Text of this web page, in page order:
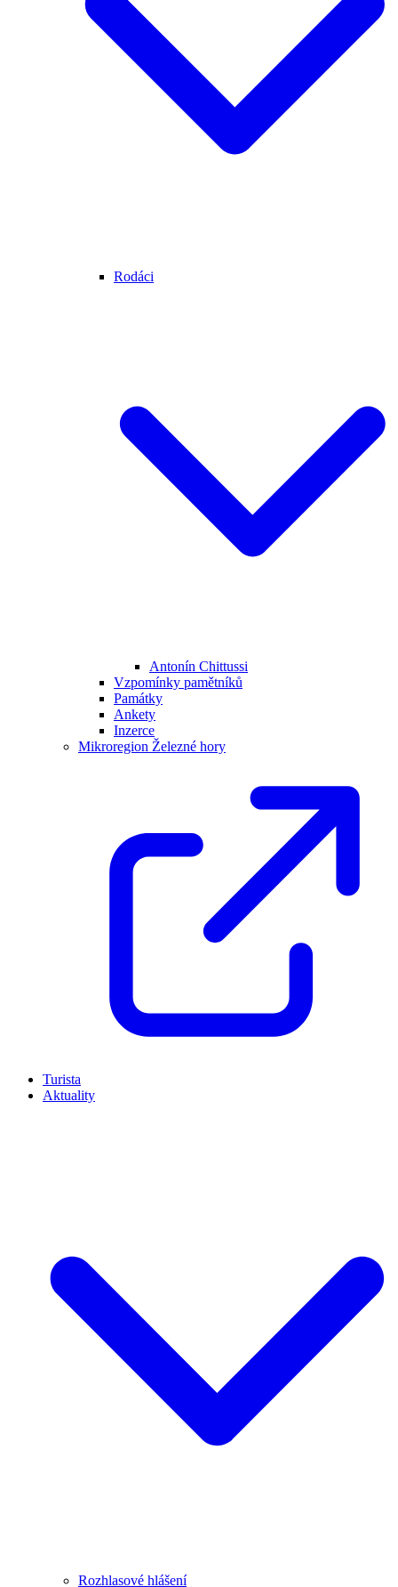
Rodáci
Antonín Chittussi
Vzpomínky pamětníků
Památky
Ankety
Inzerce
Mikroregion Železné hory
Turista
Aktuality
Rozhlasové hlášení